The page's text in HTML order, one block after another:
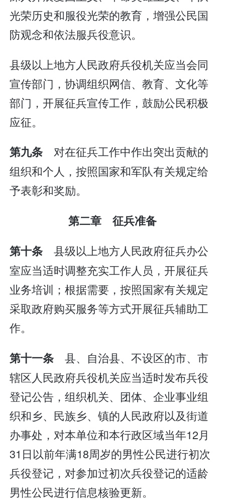
光荣历史和服役光荣的教育，增强公民国
防观念和依法服兵役意识。
县级以上地方人民政府兵役机关应当会同
宣传部门，协调组织网信、教育、文化等
部门，开展征兵宣传工作，鼓励公民积极
应征。
第九条 对在征兵工作中作出突出贡献的
组织和个人，按照国家和军队有关规定给
予表彰和奖励。
第二章 征兵准备
第十条 县级以上地方人民政府征兵办公
室应当适时调整充实工作人员，开展征兵
业务培训；根据需要，按照国家有关规定
采取政府购买服务等方式开展征兵辅助工
作。
第十一条 县、自治县、不设区的市、市
辖区人民政府兵役机关应当适时发布兵役
登记公告，组织机关、团体、企业事业组
织和乡、民族乡、镇的人民政府以及街道
办事处，对本单位和本行政区域当年12月
31日以前年满18周岁的男性公民进行初次
兵役登记，对参加过初次兵役登记的适龄
男性公民进行信息核验更新。